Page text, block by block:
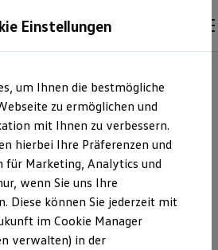
Sie unsere
über 500 sofort verfügbare
Einstellungen
um Ihnen die bestmögliche
zu ermöglichen und
mit Ihnen zu verbessern.
hierbei Ihre Präferenzen und
für Marketing, Analytics und
wenn Sie uns Ihre
Diese können Sie jederzeit mit
im Cookie Manager
verwalten) in der